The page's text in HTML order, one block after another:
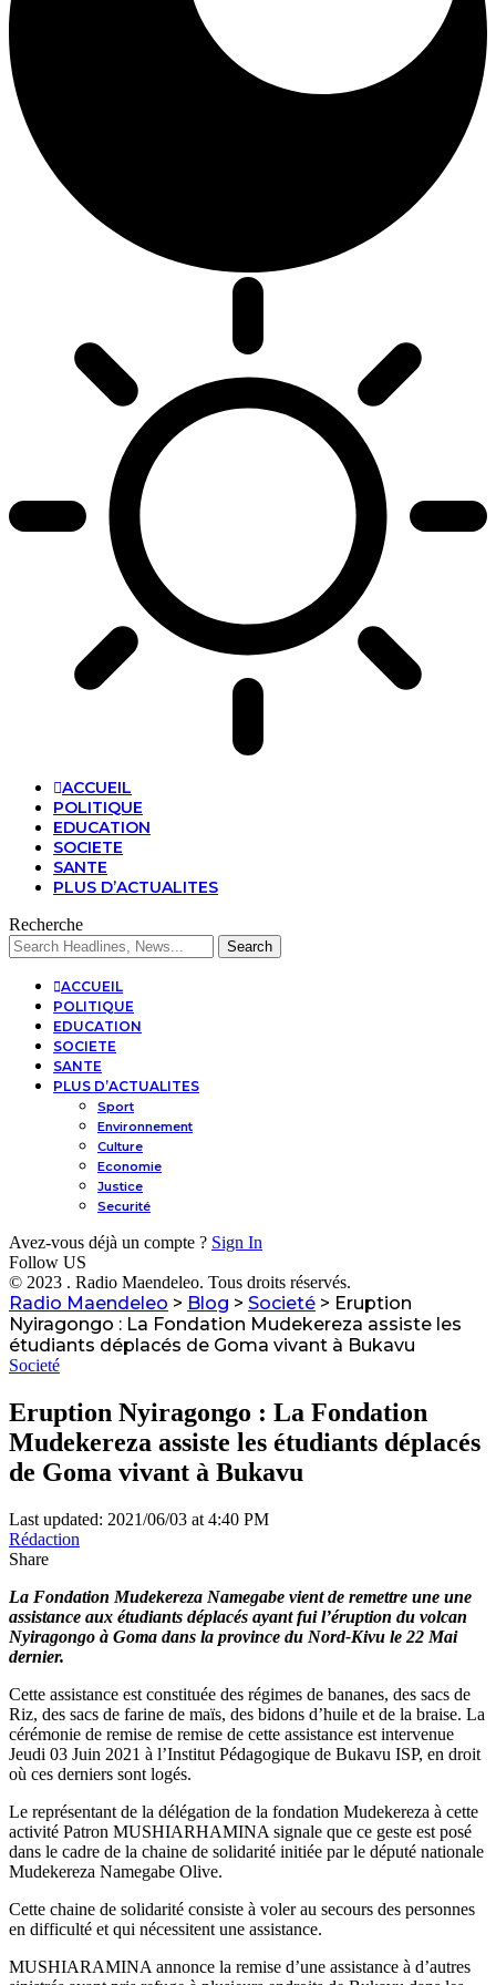
ACCUEIL
POLITIQUE
EDUCATION
SOCIETE
SANTE
PLUS D’ACTUALITES
Recherche
ACCUEIL
POLITIQUE
EDUCATION
SOCIETE
SANTE
PLUS D’ACTUALITES
Sport
Environnement
Culture
Economie
Justice
Securité
Avez-vous déjà un compte ? Sign In
Follow US
© 2023 . Radio Maendeleo. Tous droits réservés.
Radio Maendeleo > Blog > Societé > Eruption
Nyiragongo : La Fondation Mudekereza assiste les
étudiants déplacés de Goma vivant à Bukavu
Societé
Eruption Nyiragongo : La Fondation
Mudekereza assiste les étudiants déplacés
de Goma vivant à Bukavu
Last updated: 2021/06/03 at 4:40 PM
Rédaction
Share
La Fondation Mudekereza Namegabe vient de remettre une une
assistance aux étudiants déplacés ayant fui l’éruption du volcan
Nyiragongo à Goma dans la province du Nord-Kivu le 22 Mai
dernier.
Cette assistance est constituée des régimes de bananes, des sacs de
Riz, des sacs de farine de maïs, des bidons d’huile et de la braise. La
cérémonie de remise de remise de cette assistance est intervenue
Jeudi 03 Juin 2021 à l’Institut Pédagogique de Bukavu ISP, en droit
où ces derniers sont logés.
Le représentant de la délégation de la fondation Mudekereza à cette
activité Patron MUSHIARHAMINA signale que ce geste est posé
dans le cadre de la chaine de solidarité initiée par le député nationale
Mudekereza Namegabe Olive.
Cette chaine de solidarité consiste à voler au secours des personnes
en difficulté et qui nécessitent une assistance.
MUSHIARAMINA annonce la remise d’une assistance à d’autres